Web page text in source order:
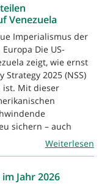
Venezuela
Imperialismus der
Die US-
zeigt, wie ernst
2025 (NSS)
ist. Mit dieser
sichern – auch
Weiterlesen
Jahr 2026